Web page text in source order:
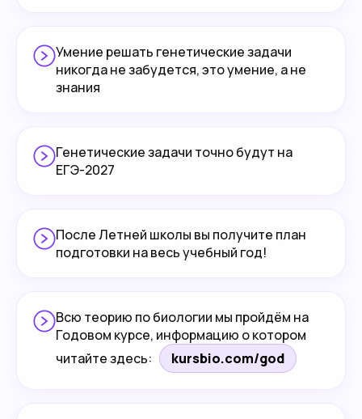
Умение решать генетические задачи
никогда не забудется, это умение, а не
знания
Генетические задачи точно будут на
ЕГЭ-2027
После Летней школы вы получите план
подготовки на весь учебный год!
Всю теорию по биологии мы пройдём на
Годовом курсе, информацию о котором
читайте здесь:
kursbio.com/god